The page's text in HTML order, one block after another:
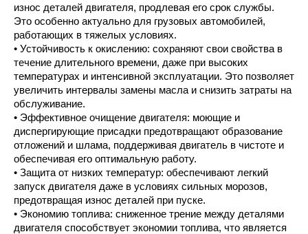
износ деталей двигателя, продлевая его срок службы.
Это особенно актуально для грузовых автомобилей,
работающих в тяжелых условиях.
• Устойчивость к окислению: сохраняют свои свойства в
течение длительного времени, даже при высоких
температурах и интенсивной эксплуатации. Это позволяет
увеличить интервалы замены масла и снизить затраты на
обслуживание.
• Эффективное очищение двигателя: моющие и
диспергирующие присадки предотвращают образование
отложений и шлама, поддерживая двигатель в чистоте и
обеспечивая его оптимальную работу.
• Защита от низких температур: обеспечивают легкий
запуск двигателя даже в условиях сильных морозов,
предотвращая износ деталей при пуске.
• Экономию топлива: сниженное трение между деталями
двигателя способствует экономии топлива, что является